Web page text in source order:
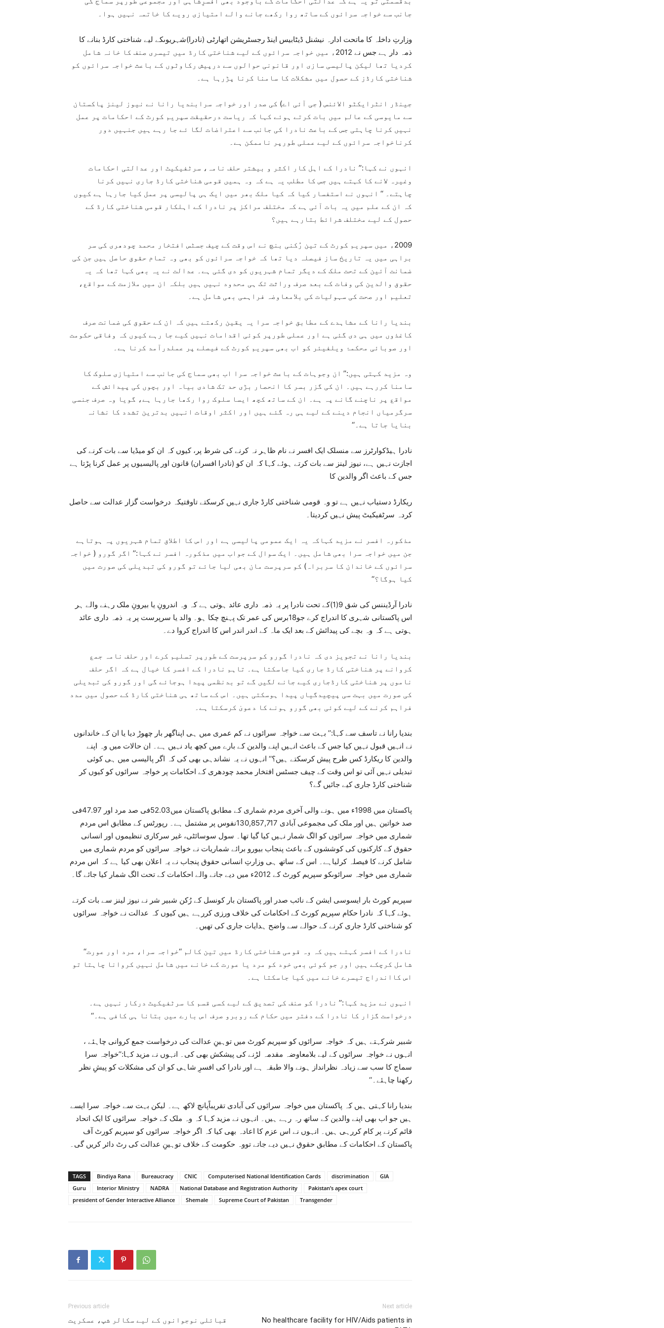
جانب سے خواجہ سرائوں کے ساتھ روا رکھے جانے والے امتیازی رویے کا خاتمہ نہیں ہوا۔
وزارتِ داخلہ کا ماتحت ادارہ نیشنل ڈیٹابیس اینڈ رجسٹریشن اتھارٹی (نادرا)شہریوںکے لیے شناختی کارڈ بنانے کا
ذمہ دار ہے جس نے 2012ء میں خواجہ سرائوں کے لیے شناختی کارڈ میں تیسری صنف کا خانہ شامل
کردیا تھا لیکن پالیسی سازی اور قانونی حوالوں سے درپیش رکاوٹوں کے باعث خواجہ سرائوں کو
شناختی کارڈز کے حصول میں مشکلات کا سامنا کرنا پڑرہا ہے۔
جینڈر انٹرایکٹو الائنس ( جی آئی اے) کی صدر اور خواجہ سرابندیا رانا نے نیوز لینز پاکستان
سے مایوسی کے عالم میں بات کرتے ہوئے کہا کہ ریاست درحقیقت سپریم کورٹ کے احکامات پر عمل
نہیں کرنا چاہتی جس کے باعث نادرا کی جانب سے اعتراضات لگا ئے جا رہے ہیں جنہیں دور
کرناخواجہ سرائوں کے لیے عملی طورپر ناممکن ہے۔
انہوں نے کہا:’’ نادرا کے اہل کار اکثر و بیشتر حلف نامہ، سرٹفیکیٹ اور عدالتی احکامات
وغیرہ لانے کا کہتے ہیں جس کا مطلب یہ ہے کہ وہ ہمیں قومی شناختی کارڈ جاری نہیں کرنا
چاہتے۔ ‘‘ انہوں نے استفسار کیا کہ کیا ملک بھر میں ایک ہی پالیسی پر عمل کیا جارہا ہے کیوں
کہ ان کے علم میں یہ بات آئی ہے کہ مختلف مراکز پر نادرا کے اہلکار قومی شناختی کارڈ کے
حصول کے لیے مختلف شرائط بتارہے ہیں؟
2009ء میں سپریم کورٹ کے تین رُکنی بنچ نے اس وقت کے چیف جسٹس افتخار محمد چودھری کی سر
براہی میں یہ تاریخ ساز فیصلہ دیا تھا کہ خواجہ سرائوں کو بھی وہ تمام حقوق حاصل ہیں جن کی
ضمانت آئین کے تحت ملک کے دیگر تمام شہریوں کو دی گئی ہے۔ عدالت نے یہ بھی کہا تھا کہ یہ
حقوق والدین کی وفات کے بعد صرف وراثت تک ہی محدود نہیں ہیں بلکہ ان میں ملازمت کے مواقع،
تعلیم اور صحت کی سہولیات کی بلامعاوضہ فراہمی بھی شامل ہے۔
بندیا رانا کے مشاہدے کے مطابق خواجہ سرا یہ یقین رکھتے ہیں کہ ان کے حقوق کی ضمانت صرف
کاغذوں میں ہی دی گئی ہے اور عملی طورپر کوئی اقدامات نہیں کیے جا رہے کیوں کہ وفاقی حکومت
اور صوبائی محکمۂ ویلفیئر کو اب بھی سپریم کورٹ کے فیصلے پر عملدرآمد کرنا ہے۔
وہ مزید کہتی ہیں:’’ ان وجوہات کے باعث خواجہ سرا اب بھی سماج کی جانب سے امتیازی سلوک کا
سامنا کررہے ہیں۔ ان کی گزر بسر کا انحصار بڑی حد تک شادی بیاہ اور بچوں کی پیدائش کے
مواقع پر ناچنے گانے پہ ہے۔ ان کے ساتھ کچھ ایسا سلوک روا رکھا جارہا ہے، گویا وہ صرف جنسی
سرگرمیاں انجام دینے کے لیے ہی رہ گئے ہیں اور اکثر اوقات انہیں بدترین تشدد کا نشانہ
بنایا جاتا ہے۔‘‘
نادرا ہیڈکوارٹرز سے منسلک ایک افسر نے نام ظاہر نہ کرنے کی شرط پر، کیوں کہ ان کو میڈیا سے بات کرنے کی
اجازت نہیں ہے، نیوز لینز سے بات کرتے ہوئے کہا کہ ان کو (نادرا افسران) قانون اور پالیسیوں پر عمل کرنا پڑتا ہے
جس کے باعث اگر والدین کا
ریکارڈ دستیاب نہیں ہے تو وہ قومی شناختی کارڈ جاری نہیں کرسکتے تاوقتیکہ درخواست گزار عدالت سے حاصل
کردہ سرٹفیکیٹ پیش نہیں کردیتا۔
مذکورہ افسر نے مزید کہاکہ یہ ایک عمومی پالیسی ہے اور اس کا اطلاق تمام شہریوں پہ ہوتاہے
جن میں خواجہ سرا بھی شامل ہیں۔ ایک سوال کے جواب میں مذکورہ افسر نے کہا:’’ اگر گورو ( خواجہ
سرائوں کے خاندان کا سربراہ) کو سرپرست مان بھی لیا جائے تو گورو کی تبدیلی کی صورت میں
کیا ہوگا؟‘‘
نادرا آرڈیننس کی شق 9(1)کے تحت نادرا پر یہ ذمہ داری عائد ہوتی ہے کہ وہ اندرونِ یا بیرونِ ملک رہنے والے ہر
اس پاکستانی شہری کا اندراج کرے جو18برس کی عمر تک پہنچ چکا ہو۔ والد یا سرپرست پر یہ ذمہ داری عائد
ہوتی ہے کہ وہ بچے کی پیدائش کے بعد ایک ماہ کے اندر اندر اس کا اندراج کروا دے۔
بندیا رانا نے تجویز دی کہ نادرا گورو کو سرپرست کے طورپر تسلیم کرے اور حلف نامہ جمع
کروانے پر شناختی کارڈ جاری کیا جاسکتا ہے۔ تاہم نادرا کے افسر کا خیال ہے کہ اگر حلف
ناموں پر شناختی کارڈجاری کیے جانے لگیں گے تو بدنظمی پیدا ہوجائے گی اور گورو کی تبدیلی
کی صورت میں بہت سی پیچیدگیاں پیدا ہوسکتی ہیں۔ اس کے ساتھ ہی شناختی کارڈ کے حصول میں مدد
فراہم کرنے کے لیے کوئی بھی گورو ہونے کا دعویٰ کرسکتا ہے۔
بندیا رانا نے تاسف سے کہا:’’ بہت سے خواجہ سرائوں نے کم عمری میں ہی اپناگھر بار چھوڑ دیا یا ان کے خاندانوں
نے انہیں قبول نہیں کیا جس کے باعث انہیں اپنے والدین کے بارے میں کچھ یاد نہیں ہے۔ ان حالات میں وہ اپنے
والدین کا ریکارڈ کس طرح پیش کرسکتے ہیں؟‘‘ انہوں نے یہ نشاندہی بھی کی کہ اگر پالیسی میں ہی کوئی
تبدیلی نہیں آئی تو اس وقت کے چیف جسٹس افتخار محمد چودھری کے احکامات پر خواجہ سرائوں کو کیوں کر
شناختی کارڈ جاری کیے جائیں گے؟
پاکستان میں 1998ء میں ہونے والی آخری مردم شماری کے مطابق پاکستان میں52.03فی صد مرد اور 47.97فی
صد خواتین ہیں اور ملک کی مجموعی آبادی 130,857,717نفوس پر مشتمل ہے۔ رپورٹس کے مطابق اس مردم
شماری میں خواجہ سرائوں کو الگ شمار نہیں کیا گیا تھا۔ سول سوسائٹی، غیر سرکاری تنظیموں اور انسانی
حقوق کے کارکنوں کی کوششوں کے باعث پنجاب بیورو برائے شماریات نے خواجہ سرائوں کو مردم شماری میں
شامل کرنے کا فیصلہ کرلیاہے۔ اس کے ساتھ ہی وزارتِ انسانی حقوق پنجاب نے یہ اعلان بھی کیا ہے کہ اس مردم
شماری میں خواجہ سرائوںکو سپریم کورٹ کے 2012ء میں دیے جانے والے احکامات کے تحت الگ شمار کیا جائے گا۔
سپریم کورٹ بار ایسوسی ایشن کے نائب صدر اور پاکستان بار کونسل کے رُکن شبیر شر نے نیوز لینز سے بات کرتے
ہوئے کہا کہ نادرا حکام سپریم کورٹ کے احکامات کی خلاف ورزی کررہے ہیں کیوں کہ عدالت نے خواجہ سرائوں
کو شناختی کارڈ جاری کرنے کے حوالے سے واضح ہدایات جاری کی تھیں۔
نادرا کے افسر کہتے ہیں کہ وہ قومی شناختی کارڈ میں تین کالم ‘‘خواجہ سرا، مرد اور عورت‘‘
شامل کرچکے ہیں اور جو کوئی بھی خود کو مرد یا عورت کے خانے میں شامل نہیں کروانا چاہتا تو
اس کااندراج تیسرے خانے میں کیا جاسکتا ہے۔
انہوں نے مزید کہا:’’ نادرا کو صنف کی تصدیق کے لیے کسی قسم کا سرٹفیکیٹ درکار نہیں ہے۔
درخواست گزار کا نادرا کے دفتر میں حکام کے روبرو صرف اس بارے میں بتانا ہی کافی ہے۔‘‘
شبیر شرکہتے ہیں کہ خواجہ سرائوں کو سپریم کورٹ میں توہینِ عدالت کی درخواست جمع کروانی چاہئے ،
انہوں نے خواجہ سرائوں کے لیے بلامعاوضہ مقدمہ لڑنے کی پیشکش بھی کی۔ انہوں نے مزید کہا:’’خواجہ سرا
سماج کا سب سے زیادہ نظرانداز ہونے والا طبقہ ہے اور نادرا کی افسرِ شاہی کو ان کی مشکلات کو پیشِ نظر
رکھنا چاہئے۔‘‘
بندیا رانا کہتی ہیں کہ پاکستان میں خواجہ سرائوں کی آبادی تقریباًپانچ لاکھ ہے۔ لیکن بہت سے خواجہ سرا ایسے
ہیں جو اب بھی اپنے والدین کے ساتھ رہ رہے ہیں۔ انہوں نے مزید کہا کہ وہ ملک کے خواجہ سرائوں کا ایک اتحاد
قائم کرنے پر کام کررہی ہیں۔ انہوں نے اس عزم کا اعادہ بھی کیا کہ اگر خواجہ سرائوں کو سپریم کورٹ آف
پاکستان کے احکامات کے مطابق حقوق نہیں دیے جاتے تووہ حکومت کے خلاف توہینِ عدالت کی رٹ دائر کریں گی۔
TAGS Bindiya Rana Bureaucracy CNIC Computerised National Identification Cards discrimination
GIA
Guru
Interior Ministry NADRA National Database and Registration Authority
Pakistan’s apex court
president of Gender Interactive Alliance
Shemale Supreme Court of Pakistan Transgender
Previous article
قبائلی نوجوانوں کے لیے سکالر شپ، عسکریت
Next article
No healthcare facility for HIV/Aids patients in